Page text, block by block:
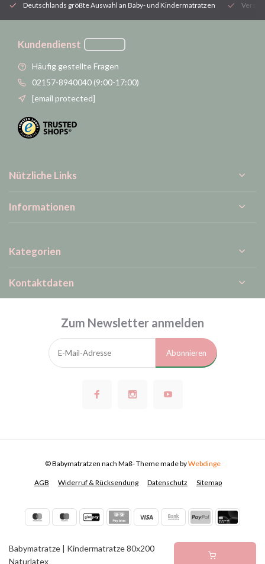
Babymatratze | Kindermatratze 80x200
Naturlatex
Deutschlands größte Auswahl an Baby- und Kindermatratzen
Kundendienst
Häufig gestellte Fragen
02157-8940040 (9:00-17:00)
[email protected]
Nützliche Links
Informationen
Kategorien
Kontaktdaten
Zum Newsletter anmelden
Abonnieren
AGB Widerruf & Rücksendung Datenschutz Sitemap
© Babymatratzen nach Maß- Theme made byWebdinge